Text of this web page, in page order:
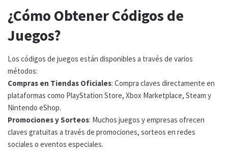
¿Cómo Obtener Códigos de
Juegos?
Los códigos de juegos están disponibles a través de varios
métodos:
Compras en Tiendas Oficiales: Compra claves directamente en
plataformas como PlayStation Store, Xbox Marketplace, Steam y
Nintendo eShop.
Promociones y Sorteos: Muchos juegos y empresas ofrecen
claves gratuitas a través de promociones, sorteos en redes
sociales o eventos especiales.